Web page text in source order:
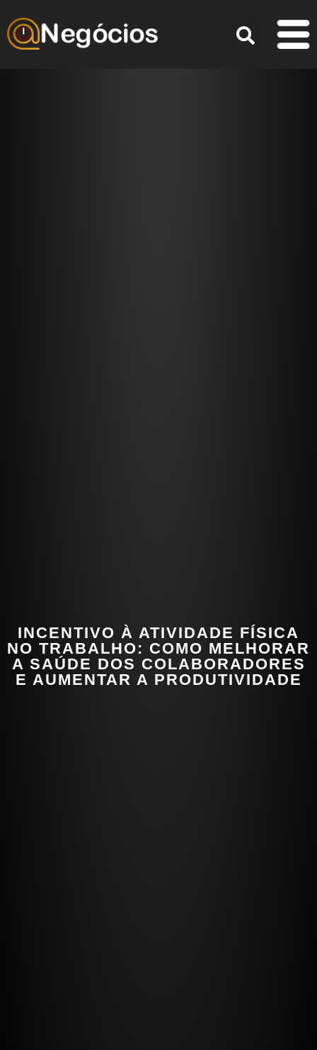
INCENTIVO À ATIVIDADE FÍSICA
NO TRABALHO: COMO MELHORAR
A SAÚDE DOS COLABORADORES
E AUMENTAR A PRODUTIVIDADE